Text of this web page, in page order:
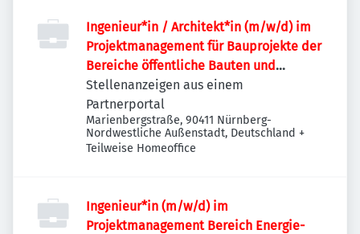
Ingenieur*in / Architekt*in (m/w/d) im
Projektmanagement für Bauprojekte der
Bereiche öffentliche Bauten und
Industriebauten / Infrastruktur
Stellenanzeigen aus einem
Partnerportal
Marienbergstraße, 90411 Nürnberg-
Nordwestliche Außenstadt, Deutschland +
Teilweise Homeoffice
Ingenieur*in (m/w/d) im
Projektmanagement Bereich Energie-